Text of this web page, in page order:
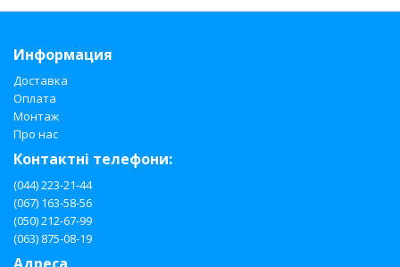
Информация
Доставка
Оплата
Монтаж
Про нас
Контактні телефони:
(044) 223-21-44
(067) 163-58-56
(050) 212-67-99
(063) 875-08-19